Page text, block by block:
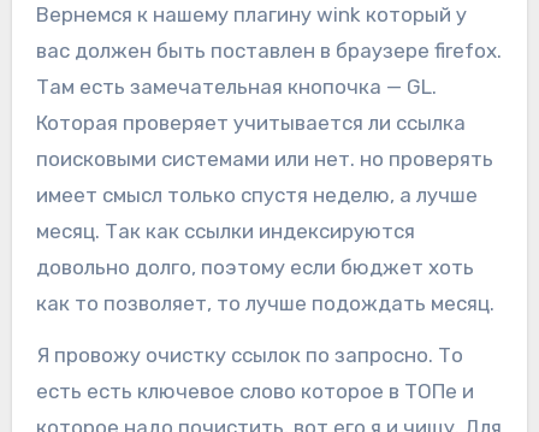
Вернемся к нашему плагину wink который у
вас должен быть поставлен в браузере firefox.
Там есть замечательная кнопочка — GL.
Которая проверяет учитывается ли ссылка
поисковыми системами или нет. но проверять
имеет смысл только спустя неделю, а лучше
месяц. Так как ссылки индексируются
довольно долго, поэтому если бюджет хоть
как то позволяет, то лучше подождать месяц.
Я провожу очистку ссылок по запросно. То
есть есть ключевое слово которое в ТОПе и
которое надо почистить, вот его я и чищу. Для